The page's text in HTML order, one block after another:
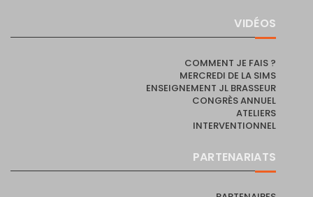
VIDÉOS
COMMENT JE FAIS ?
MERCREDI DE LA SIMS
ENSEIGNEMENT JL BRASSEUR
CONGRÈS ANNUEL
ATELIERS
INTERVENTIONNEL
PARTENARIATS